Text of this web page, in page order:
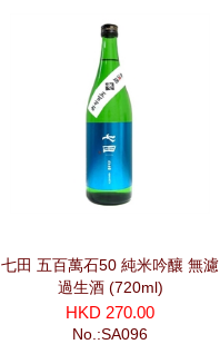
七田 五百萬石50 純米吟釀 無濾
過生酒 (720ml)
HKD 270.00
No.:SA096